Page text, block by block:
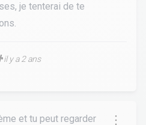
je tenterai de te
•il y a 2 ans
et tu peut regarder